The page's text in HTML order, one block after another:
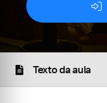
Texto da aula